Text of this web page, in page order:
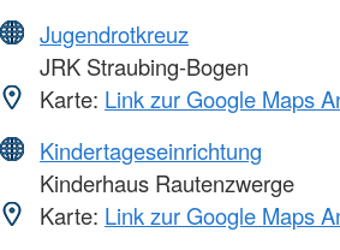
Jugendrotkreuz
JRK Straubing-Bogen
Karte: Link zur Google Maps
Kindertageseinrichtung
Kinderhaus Rautenzwerge
Karte: Link zur Google Maps